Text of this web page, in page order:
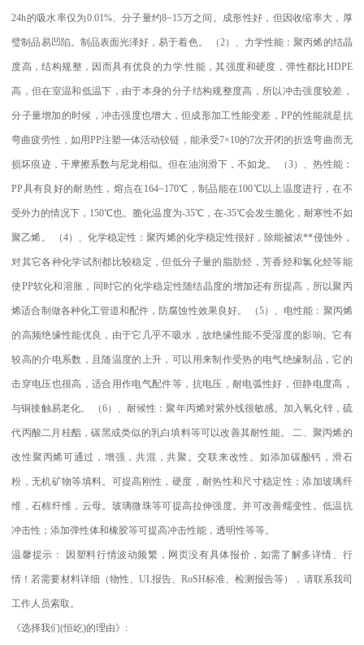
24h的吸水率仅为0.01%、分子量约8~15万之间。成形性好，但因收缩率大，厚
璧制品易凹陷。制品表面光泽好，易于着色。 （2）、力学性能：聚丙烯的结晶
度高，结构规整，因而具有优良的力学.性能，其强度和硬度，弹性都比HDPE
高，但在室温和低温下，由于本身的分子结构规整度高，所以冲击强度较差，
分子量增加的时候，冲击强度也增大，但成形加工性能变差， PP的性能就是抗
弯曲疲劳性，如用PP注塑一体活动铰链，能承受7×10的7次开闭的折迭弯曲而无
损坏痕迹，干摩擦系数与尼龙相似。但在油润滑下，不如龙。 （3）、热性能：
PP具有良好的耐热性，熔点在164~170℃ ，制品能在100℃以上温度进行，在不
受外力的情况下， 150℃也。脆化温度为-35℃，在-35℃会发生脆化，耐寒性不如
聚乙烯。 （4）、化学稳定性：聚丙烯的化学稳定性很好，除能被浓**侵蚀外，
对其它各种化学试剂都比较稳定，但低分子量的脂肪烃，芳香烃和氯化烃等能
使PP软化和溶胀，同时它的化学稳定性随结晶度的增加还有所提高，所以聚丙
烯适合制做各种化工管道和配件，防腐蚀性效果良好。 （5）、电性能：聚丙烯
的高频绝缘性能优良，由于它几乎不吸水，故绝缘性能不受湿度的影响。它有
较高的介电系数，且随温度的上升，可以用来制作受热的电气绝缘制品，它的
击穿电压也很高，适合用作电气配件等，抗电压，耐电弧性好，但静电度高，
与铜接触易老化。 （6）、耐候性：聚年丙烯对紫外线很敏感。加入氧化锌，硫
代丙酸二月桂酯，碳黑或类似的乳白填料等可以改善其耐性能。二、聚丙烯的
改性聚丙烯可通过，增强，共混，共聚。交联来改性。如添加碳酸钙，滑石
粉，无机矿物等填料。可提高刚性，硬度，耐热性和尺寸稳定性；添加玻璃纤
维，石棉纤维，云母。玻璃微珠等可提高拉伸强度。并可改善蠕变性。低温抗
冲击性；添加弹性体和橡胶等可提高冲击性能，透明性等等。
温馨提示： 因塑料行情波动频繁，网页没有具体报价，如需了解多详情、行
情！若需要材料详细（物性、 UL报告、RoSH标准、检测报告等），请联系我司
工作人员索取。
《选择我们(恒屹)的理由》 :